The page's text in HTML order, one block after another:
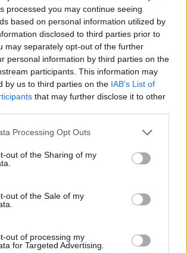
processed you may continue seeing
based on personal information utilized by
disclosed to third parties prior to
may separately opt-out of the further
personal information by third parties on the
participants. This information may
by us to third parties on the IAB’s List of
that may further disclose it to other
this website/app uses one or more Google
visit or usage behaviour. You may click to
to Google and its third-party tags to
below specified purposes in below Google
Processing Opt Outs
out of the Sharing of my
out of the Sale of my
out of processing my
for Targeted Advertising.
στη διαδήλωση όπως και
ντοκουμέντο από το
μητέρα και γιο – Ο
φορτηγού κατέγραψε τη
Συγκίνηση στο μνημόσυνο
χρόνο από τον θάνατο της
Αντώνη Σαμαρά
31χρονος για τρεις
τη ζωή η Χριστίνα Πιτουρά,
του Βασίλη Χιώτη
515: Οι πρώτες εικόνες από την
του αεροσκάφους που θα